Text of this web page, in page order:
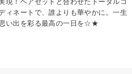
ィネートで、誰よりも華やかに。一生
い出を彩る最高の一日を☆★